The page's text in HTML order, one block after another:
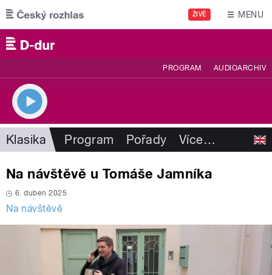
Přejít k hlavnímu obsahu
ŽIVĚ MENU
PROGRAM AUDIOARCHIV
Klasika Program Pořady Více…
Na návštěvě u Tomáše Jamníka
6. duben 2025
Na návštěvě